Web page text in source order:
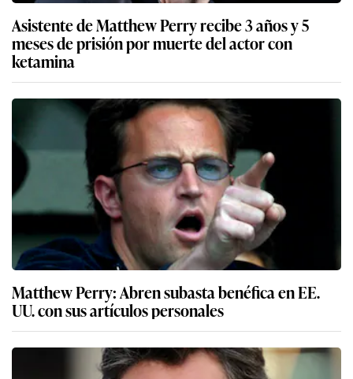
Asistente de Matthew Perry recibe 3 años y 5
meses de prisión por muerte del actor con
ketamina
Matthew Perry: Abren subasta benéfica en EE.
UU. con sus artículos personales